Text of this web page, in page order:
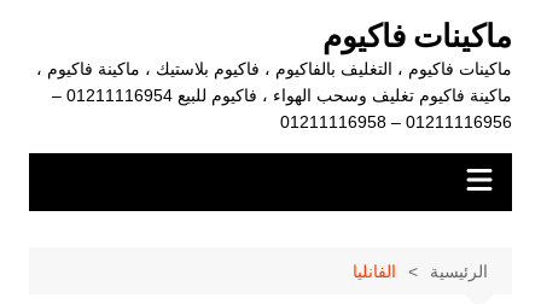
المحتوى
ماكينات فاكيوم
ماكينات فاكيوم ، التغليف بالفاكيوم ، فاكيوم بلاستيك ، ماكينة فاكيوم ،
ماكينة فاكيوم تغليف وسحب الهواء ، فاكيوم للبيع 01211116954 –
01211116956 – 01211116958
الرئيسية الفانليا